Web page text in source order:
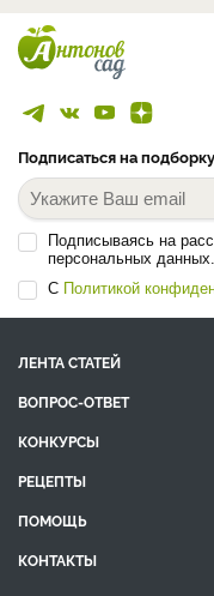
Подписаться на
Подписываясь на
персональных данных.
С Политикой
ЛЕНТА СТАТЕЙ
ВОПРОС-ОТВЕТ
КОНКУРСЫ
РЕЦЕПТЫ
ПОМОЩЬ
КОНТАКТЫ